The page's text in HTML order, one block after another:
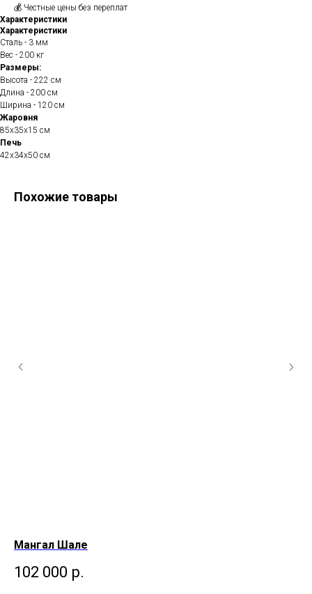
💰 Честные цены без переплат
Характеристики
Характеристики
Сталь - 3 мм
Вес - 200 кг
Размеры:
Высота - 222 см
Длина - 200 см
Ширина - 120 см
Жаровня
85х35х15 см
Печь
42х34х50 см
Похожие товары
Мангал Шале
102 000 р.